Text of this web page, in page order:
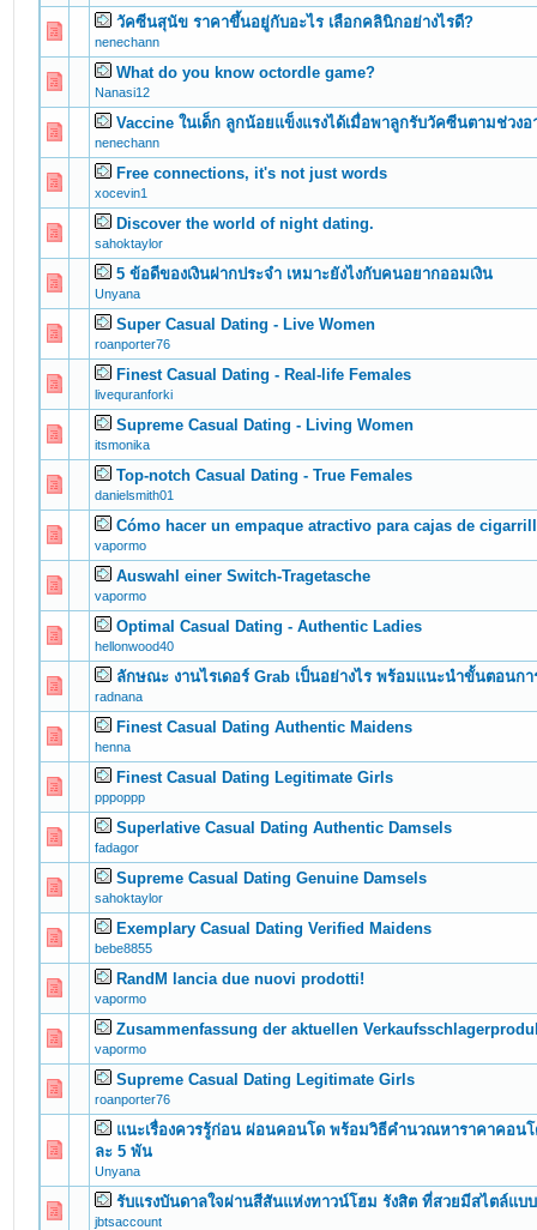
วัคซีนสุนัข ราคาขึ้นอยู่กับอะไร เลือกคลินิกอย่างไรดี?
nenechann
0 Vote(s) - 0 out of 5 in Average
12345
What do you know octordle game?
Nanasi12
0 Vote(s) - 0 out of 5 in Average
123 45
Vaccine ในเด็ก ลูกน้อยแข็งแรงได้เมื่อพาลูกรับวัคซีนตามช่วงอ
nenechann
0 Vote(s) - 0 out of 5 in Average
12345
Free connections, it's not just words
xocevin1
0 Vote(s) - 0 out of 5 in Average
12 345
Discover the world of night dating.
sahoktaylor
0 Vote(s) - 0 out of 5 in Average
123 45
5 ข้อดีของเงินฝากประจำ เหมาะยังไงกับคนอยากออมเงิน
Unyana
0 Vote(s) - 0 out of 5 in Average
12 345
Super Сasual Dating - Live Women
roanporter76
0 Vote(s) - 0 out of 5 in Average
1234 5
Finest Сasual Dating - Real-life Females
livequranforki
0 Vote(s) - 0 out of 5 in Average
1234 5
Supreme Сasual Dating - Living Women
itsmonika
0 Vote(s) - 0 out of 5 in Average
1 2345
Top-notch Сasual Dating - True Females
danielsmith01
0 Vote(s) - 0 out of 5 in Average
12 345
Cómo hacer un empaque atractivo para cajas de
vapormo
0 Vote(s) - 0 out of 5 in Average
12345
Auswahl einer Switch-Tragetasche
vapormo
0 Vote(s) - 0 out of 5 in Average
12345
Optimal Сasual Dating - Authentic Ladies
hellonwood40
0 Vote(s) - 0 out of 5 in Average
12345
ลักษณะ งานไรเดอร์ Grab เป็นอย่างไร พร้อมแนะนำขั้นตอนกา
radnana
0 Vote(s) - 0 out of 5 in Average
12 345
Finest Сasual Dating Authentic Maidens
henna
0 Vote(s) - 0 out of 5 in Average
1234 5
Finest Сasual Dating Legitimate Girls
pppoppp
0 Vote(s) - 0 out of 5 in Average
1234 5
Superlative Сasual Dating Authentic Damsels
fadagor
0 Vote(s) - 0 out of 5 in Average
123 45
Supreme Сasual Dating Genuine Damsels
sahoktaylor
0 Vote(s) - 0 out of 5 in Average
1 2345
Exemplary Сasual Dating Verified Maidens
bebe8855
0 Vote(s) - 0 out of 5 in Average
12 345
RandM lancia due nuovi prodotti!
vapormo
0 Vote(s) - 0 out of 5 in Average
12 345
Zusammenfassung der aktuellen
vapormo
0 Vote(s) - 0 out of 5 in Average
123 45
Supreme Сasual Dating Legitimate Girls
roanporter76
0 Vote(s) - 0 out of 5 in Average
1 2345
แนะเรื่องควรรู้ก่อน ผ่อนคอนโด พร้อมวิธีคำนวณหาราคาคอน
ละ 5 พัน
Unyana
0 Vote(s) - 0 out of 5 in Average
รับแรงบันดาลใจผ่านสีสันแห่งทาวน์โฮม รังสิต ที่สวยมีสไตล์แบ
jbtsaccount
0 Vote(s) - 0 out of 5 in Average
1 2345